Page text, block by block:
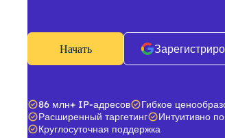
Начать
86 млн+ IP-адресов
Гибкое
Расширенный таргетинг
Интуитивно
Круглосуточная поддержка